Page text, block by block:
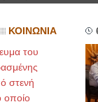
ΚΟΙΝΩΝΙΑ
του
στενή
οποίο